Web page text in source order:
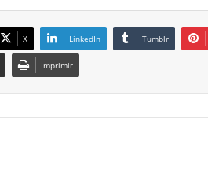
X LinkedIn Tumblr
Imprimir